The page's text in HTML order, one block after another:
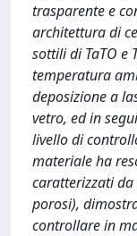
trasparente e
architettura di
sottili di TaTO e
temperatura
deposizione a
vetro, ed in
livello di
materiale ha
caratterizzati
porosi),
controllare in